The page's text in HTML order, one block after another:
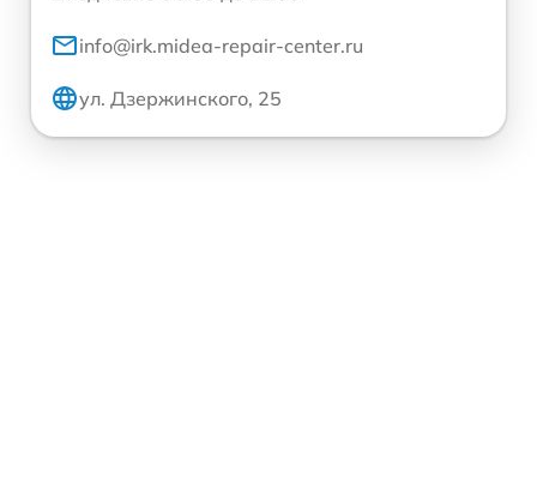
info@irk.midea-repair-center.ru
ул. Дзержинского, 25